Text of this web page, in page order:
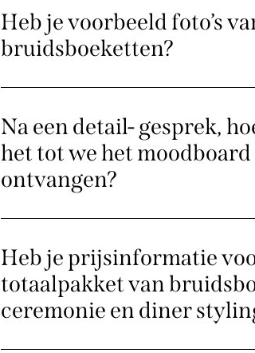
Heb je voorbeeld foto’s
bruidsboeketten?
Na een detail- gesprek,
het tot we het
ontvangen?
Heb je prijsinformatie
totaalpakket van
ceremonie en diner